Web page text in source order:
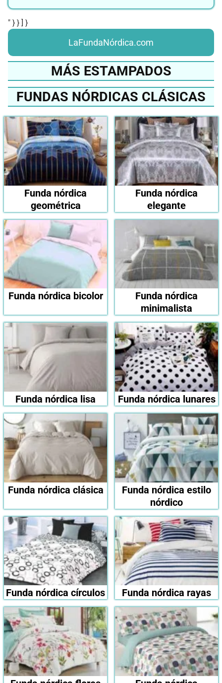
" } } ] }
LaFundaNórdica.com
MÁS ESTAMPADOS
FUNDAS NÓRDICAS CLÁSICAS
Funda nórdica
geométrica
Funda nórdica
elegante
Funda nórdica bicolor
Funda nórdica
minimalista
Funda nórdica lisa Funda nórdica lunares
Funda nórdica clásica
Funda nórdica estilo
nórdico
Funda nórdica círculos Funda nórdica rayas